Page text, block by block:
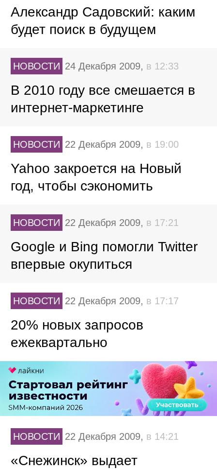
Александр Садовский: каким
будет поиск в будущем
НОВОСТИ 24 Декабря 2009, в 12:33
В 2010 году все смешается в
интернет-маркетинге
НОВОСТИ 22 Декабря 2009, в 19:00
Yahoo закроется на Новый
год, чтобы сэкономить
НОВОСТИ 22 Декабря 2009, в 17:21
Google и Bing помогли Twitter
впервые окупиться
НОВОСТИ 22 Декабря 2009, в 17:17
20% новых запросов
ежеквартально
НОВОСТИ 22 Декабря 2009, в 14:21
«Снежинск» выдает